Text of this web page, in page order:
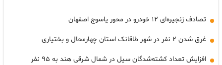
تصادف زنجیره‌ای ۱۲ خودرو در محور یاسوج اصفهان
غرق شدن ۲ نفر در شهر طاقانک استان چهارمحال و بختیاری
افزایش تعداد کشته‌شدگان سیل در شمال شرقی هند به ۹۵ نفر